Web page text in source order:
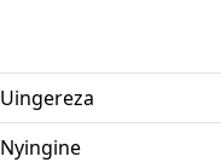
Uingereza
Nyingine